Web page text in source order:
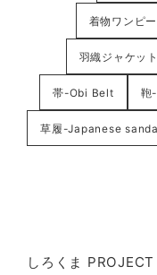
着物ワンピ
羽織ジャケッ
帯-Obi Belt 鞄
草履-Japanese
しろくま PROJECT